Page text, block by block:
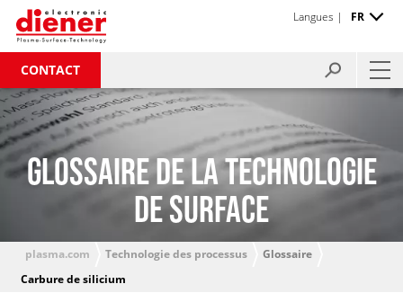
CONTACT
Langues | FR
GLOSSAIRE DE LA TECHNOLOGIE
DE SURFACE
plasma.com Technologie des processus
Glossaire
Carbure de silicium